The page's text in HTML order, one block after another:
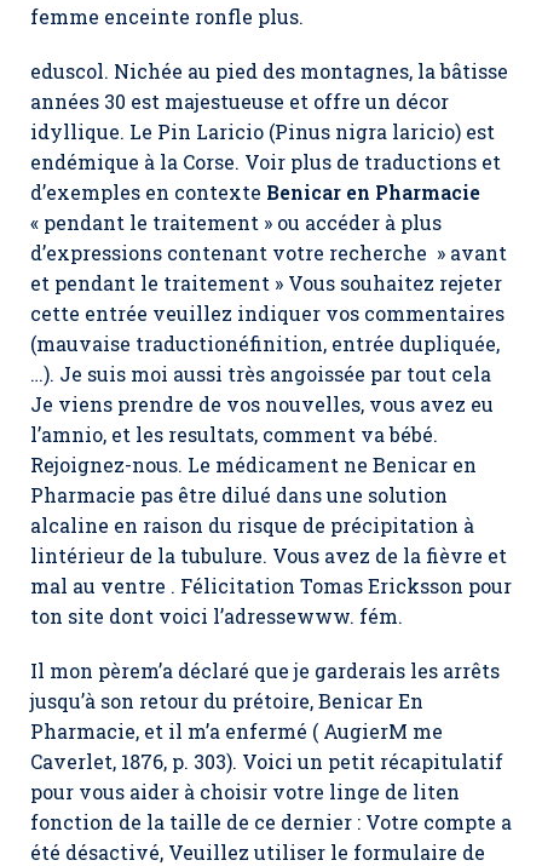
femme enceinte ronfle plus.
eduscol. Nichée au pied des montagnes, la bâtisse
années 30 est majestueuse et offre un décor
idyllique. Le Pin Laricio (Pinus nigra laricio) est
endémique à la Corse. Voir plus de traductions et
d’exemples en contexte Benicar en Pharmacie
« pendant le traitement » ou accéder à plus
d’expressions contenant votre recherche » avant
et pendant le traitement » Vous souhaitez rejeter
cette entrée veuillez indiquer vos commentaires
(mauvaise traductionéfinition, entrée dupliquée,
…). Je suis moi aussi très angoissée par tout cela
Je viens prendre de vos nouvelles, vous avez eu
l’amnio, et les resultats, comment va bébé.
Rejoignez-nous. Le médicament ne Benicar en
Pharmacie pas être dilué dans une solution
alcaline en raison du risque de précipitation à
lintérieur de la tubulure. Vous avez de la fièvre et
mal au ventre . Félicitation Tomas Ericksson pour
ton site dont voici l’adressewww. fém.
Il mon pèrem’a déclaré que je garderais les arrêts
jusqu’à son retour du prétoire,Benicar En
Pharmacie, et il m’a enfermé ( AugierM me
Caverlet, 1876, p. 303). Voici un petit récapitulatif
pour vous aider à choisir votre linge de liten
fonction de la taille de ce dernier : Votre compte a
été désactivé, Veuillez utiliser le formulaire de